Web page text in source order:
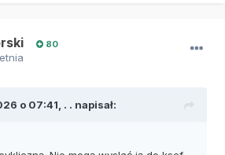
80
o 07:41, . . napisał: